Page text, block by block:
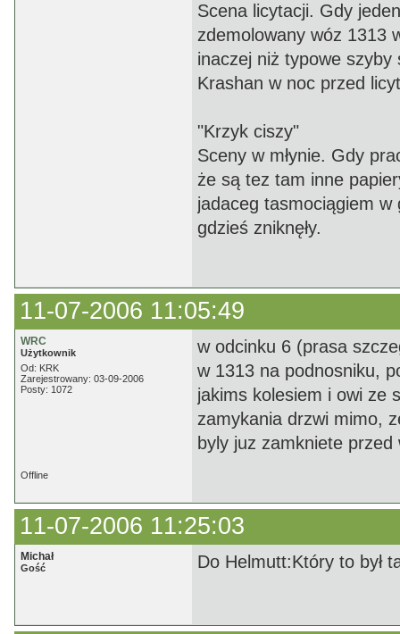
Scena licytacji. Gdy
zdemolowany wóz 1313
inaczej niż typowe
Krashan w noc przed
"Krzyk ciszy"
Sceny w młynie. Gdy
że są tez tam inne
jadaceg tasmociągiem w
gdzieś zniknęły.
11-07-2006 11:05:49
WRC
Użytkownik
Od: KRK
Zarejestrowany: 03-09-2006
Posty: 1072
w odcinku 6 (prasa
w 1313 na podnosniku,
jakims kolesiem i owi ze
zamykania drzwi mimo,
byly juz zamkniete przed
Offline
11-07-2006 11:25:03
Michał
Gość Do Helmutt:Który to był